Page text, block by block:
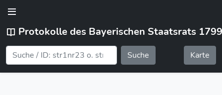
Protokolle des Bayerischen Staatsrats
Suche Karte